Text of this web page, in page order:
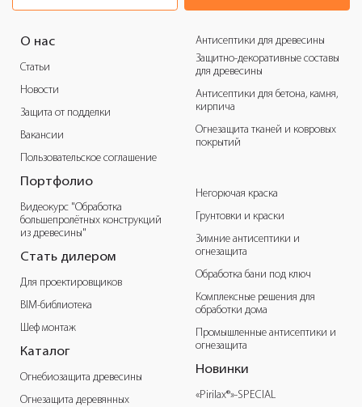
О нас
Статьи
Новости
Защита от подделки
Вакансии
Пользовательское соглашение
Портфолио
Видеокурс "Обработка
большепролётных конструкций
из древесины"
Стать дилером
Для проектировщиков
BIM-библиотека
Шеф монтаж
Каталог
Огнебиозащита древесины
Огнезащита деревянных
Антисептики для древесины
Защитно-декоративные составы
для древесины
Антисептики для бетона, камня,
кирпича
Огнезащита тканей и ковровых
покрытий
Негорючая краска
Грунтовки и краски
Зимние антисептики и
огнезащита
Обработка бани под ключ
Комплексные решения для
обработки дома
Промышленные антисептики и
огнезащита
Новинки
«Pirilax®»-SPECIAL